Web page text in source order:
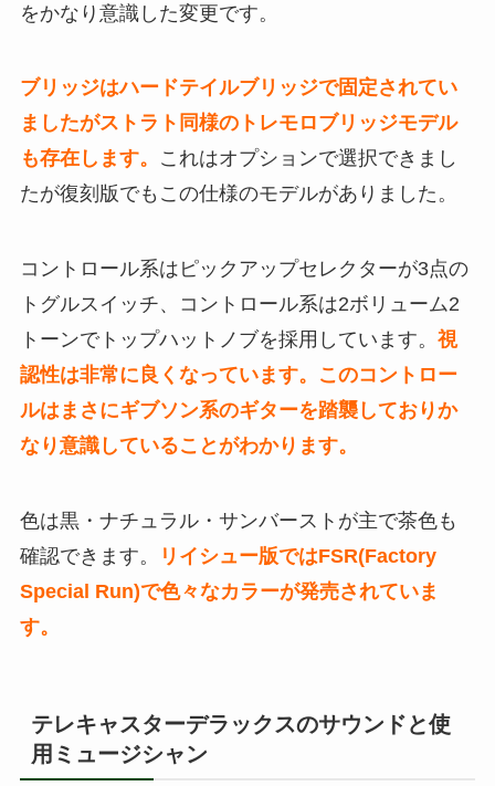
をかなり意識した変更です。
ブリッジはハードテイルブリッジで固定されてい
ましたがストラト同様のトレモロブリッジモデル
も存在します。
これはオプションで選択できまし
たが復刻版でもこの仕様のモデルがありました。
コントロール系はピックアップセレクターが3点の
トグルスイッチ、コントロール系は2ボリューム2
トーンでトップハットノブを採用しています。 視
認性は非常に良くなっています。このコントロー
ルはまさにギブソン系のギターを踏襲しておりか
なり意識していることがわかります。
色は黒・ナチュラル・サンバーストが主で茶色も
確認できます。
リイシュー版ではFSR(Factory
Special Run)で色々なカラーが発売されていま
す。
テレキャスターデラックスのサウンドと使
用ミュージシャン